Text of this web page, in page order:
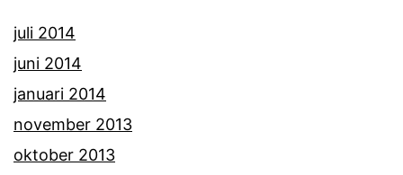
juli 2014
juni 2014
januari 2014
november 2013
oktober 2013